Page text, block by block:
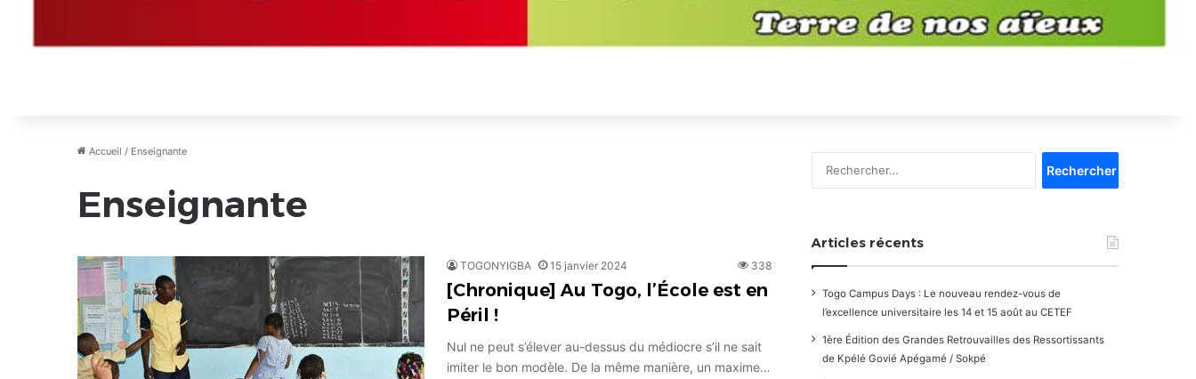
Accueil / Enseignante
Enseignante
TOGONYIGBA 15 janvier 2024 338
[Chronique] Au Togo, l’École est en
Péril !
Nul ne peut s’élever au-dessus du médiocre s’il ne sait
imiter le bon modèle. De la même manière, un maxime…
Articles récents
Togo Campus Days : Le nouveau rendez-vous de
l’excellence universitaire les 14 et 15 août au CETEF
1ère Édition des Grandes Retrouvailles des Ressortissants
de Kpélé Govié Apégamé / Sokpé